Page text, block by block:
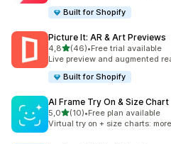
Built for Shopify
Picture It: AR & Art Previews
4,8na 5 gwiazdek
(46)
Łączna liczba recenzji: 46
•Free trial available
Live preview and augmented
Built for Shopify
AI Frame Try On & Size Chart
5,0na 5 gwiazdek
(10)
Łączna liczba recenzji: 10
•Free plan available
Virtual try on + size charts: